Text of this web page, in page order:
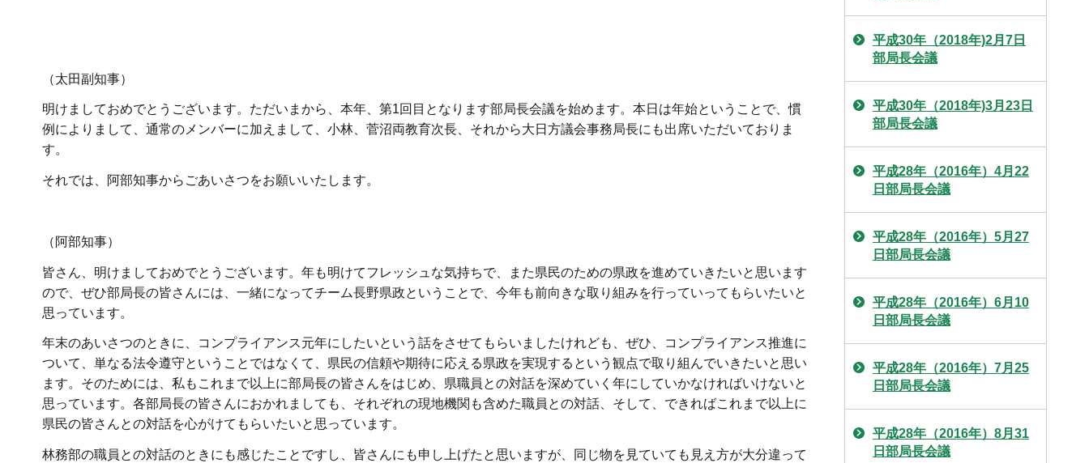
（太田副知事）
明けましておめでとうございます。ただいまから、本年、第1回目となります部局長会議を始めます。本日は年始ということで、慣
例によりまして、通常のメンバーに加えまして、小林、菅沼両教育次長、それから大日方議会事務局長にも出席いただいておりま
す。
それでは、阿部知事からごあいさつをお願いいたします。
（阿部知事）
皆さん、明けましておめでとうございます。年も明けてフレッシュな気持ちで、また県民のための県政を進めていきたいと思います
ので、ぜひ部局長の皆さんには、一緒になってチーム長野県政ということで、今年も前向きな取り組みを行っていってもらいたいと
思っています。
年末のあいさつのときに、コンプライアンス元年にしたいという話をさせてもらいましたけれども、ぜひ、コンプライアンス推進に
ついて、単なる法令遵守ということではなくて、県民の信頼や期待に応える県政を実現するという観点で取り組んでいきたいと思い
ます。そのためには、私もこれまで以上に部局長の皆さんをはじめ、県職員との対話を深めていく年にしていかなければいけないと
思っています。各部局長の皆さんにおかれましても、それぞれの現地機関も含めた職員との対話、そして、できればこれまで以上に
県民の皆さんとの対話を心がけてもらいたいと思っています。
林務部の職員との対話のときにも感じたことですし、皆さんにも申し上げたと思いますが、同じ物を見ていても見え方が大分違って
平成30年（2018年)2月7日
部局長会議
平成30年（2018年)3月23日
部局長会議
平成28年（2016年）4月22
日部局長会議
平成28年（2016年）5月27
日部局長会議
平成28年（2016年）6月10
日部局長会議
平成28年（2016年）7月25
日部局長会議
平成28年（2016年）8月31
日部局長会議